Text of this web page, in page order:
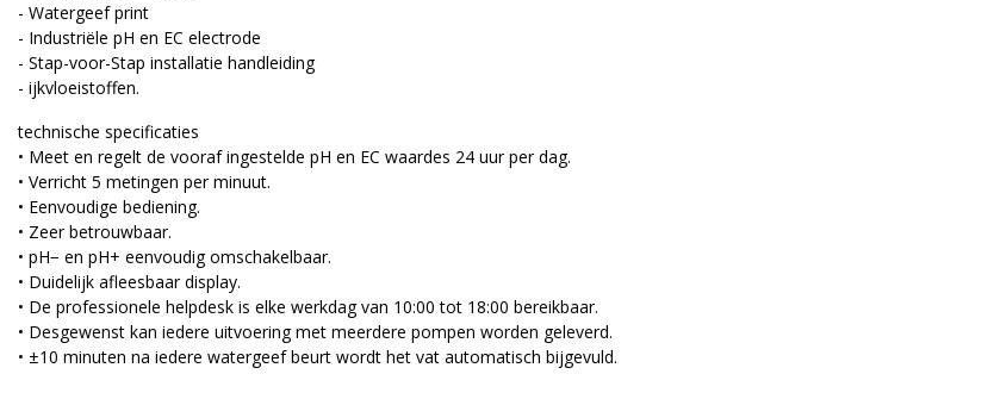
- Watergeef print
- Industriële pH en EC electrode
- Stap-voor-Stap installatie handleiding
- ijkvloeistoffen.
technische specificaties
• Meet en regelt de vooraf ingestelde pH en EC waardes 24 uur per dag.
• Verricht 5 metingen per minuut.
• Eenvoudige bediening.
• Zeer betrouwbaar.
• pH− en pH+ eenvoudig omschakelbaar.
• Duidelijk afleesbaar display.
• De professionele helpdesk is elke werkdag van 10:00 tot 18:00 bereikbaar.
• Desgewenst kan iedere uitvoering met meerdere pompen worden geleverd.
• ±10 minuten na iedere watergeef beurt wordt het vat automatisch bijgevuld.